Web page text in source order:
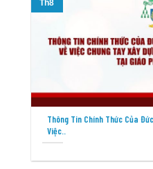
Thông Tin Chính Thức Của
Việc..
Th8